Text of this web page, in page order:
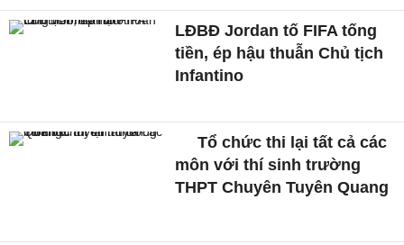
LĐBĐ Jordan tố FIFA tống
tiền, ép hậu thuẫn Chủ tịch
Infantino
Tổ chức thi lại tất cả các
môn với thí sinh trường
THPT Chuyên Tuyên Quang